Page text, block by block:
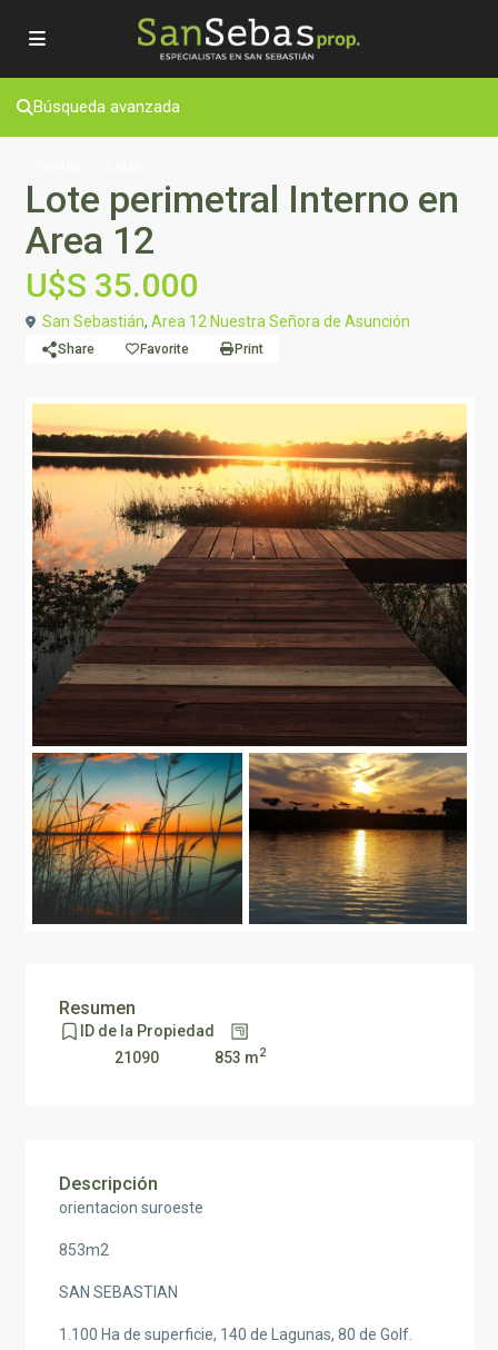
Búsqueda avanzada
Lote perimetral Interno en
Area 12
U$S 35.000
San Sebastián, Area 12 Nuestra Señora de Asunción
Share Favorite Print
Resumen
ID de la Propiedad
21090
853 m2
Descripción
orientacion suroeste
853m2
SAN SEBASTIAN
1.100 Ha de superficie, 140 de Lagunas, 80 de Golf.